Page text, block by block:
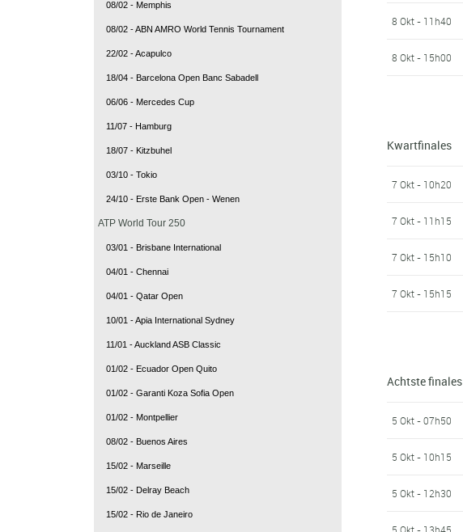
08/02 - Memphis
08/02 - ABN AMRO World Tennis Tournament
22/02 - Acapulco
18/04 - Barcelona Open Banc Sabadell
06/06 - Mercedes Cup
11/07 - Hamburg
18/07 - Kitzbuhel
03/10 - Tokio
24/10 - Erste Bank Open - Wenen
ATP World Tour 250
03/01 - Brisbane International
04/01 - Chennai
04/01 - Qatar Open
10/01 - Apia International Sydney
11/01 - Auckland ASB Classic
01/02 - Ecuador Open Quito
01/02 - Garanti Koza Sofia Open
01/02 - Montpellier
08/02 - Buenos Aires
15/02 - Marseille
15/02 - Delray Beach
15/02 - Rio de Janeiro
8 Okt - 11h40
8 Okt - 15h00
Kwartfinales
7 Okt - 10h20
7 Okt - 11h15
7 Okt - 15h10
7 Okt - 15h15
Achtste finales
5 Okt - 07h50
5 Okt - 10h15
5 Okt - 12h30